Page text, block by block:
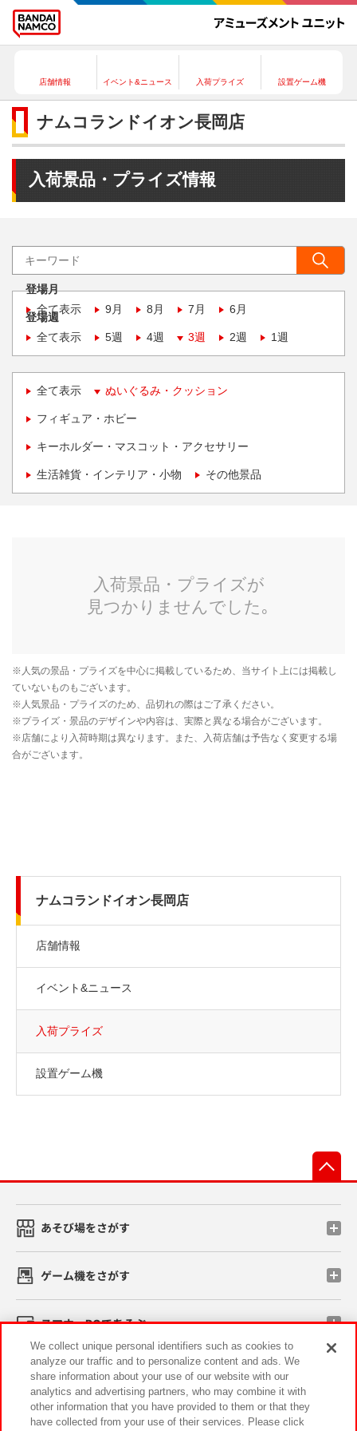
店舗情報 イベント&ニュース 入荷プライズ 設置ゲーム機
ナムコランドイオン長岡店
入荷景品・プライズ情報
登場月
全て表示
9月 8月 7月 6月
登場週
全て表示
5週 4週 3週 2週 1週
全て表示 ぬいぐるみ・クッション
フィギュア・ホビー
キーホルダー・マスコット・アクセサリー
生活雑貨・インテリア・小物 その他景品
ナムコランドイオン長岡店
店舗情報
イベント&ニュース
入荷プライズ
設置ゲーム機
あそび場をさがす
ゲーム機をさがす
スマホ・PCであそぶ
イベント・キャンペーン
We collect unique personal identifiers such as cookies to
analyze our traffic and to personalize content and ads. We
share information about your use of our website with our
analytics and advertising partners, who may combine it with
other information that you have provided to them or that they
have collected from your use of their services. Please click